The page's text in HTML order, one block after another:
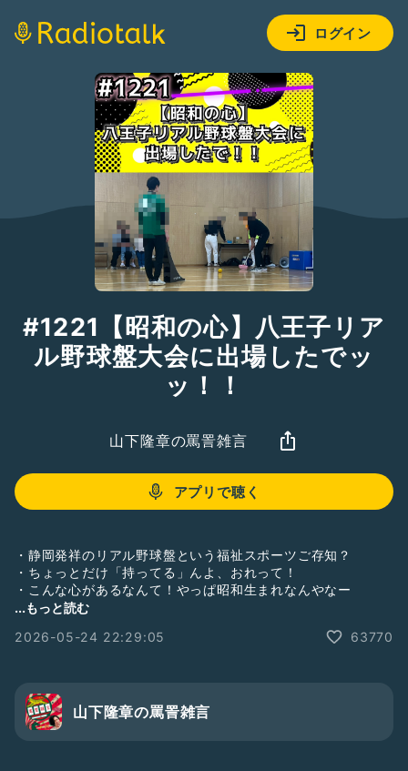
ログイン
#1221【昭和の心】八王子リア
ル野球盤大会に出場したでッ
ッ！！
山下隆章の罵詈雑言
アプリで聴く
・静岡発祥のリアル野球盤という福祉スポーツご存知？
・ちょっとだけ「持ってる」んよ、おれって！
・こんな心があるなんて！やっぱ昭和生まれなんやなー
★トークテーマ★
域無き対応するぜ！
そのほか
...もっと読む
2026-05-24 22:29:05
63770
山下隆章の罵詈雑言